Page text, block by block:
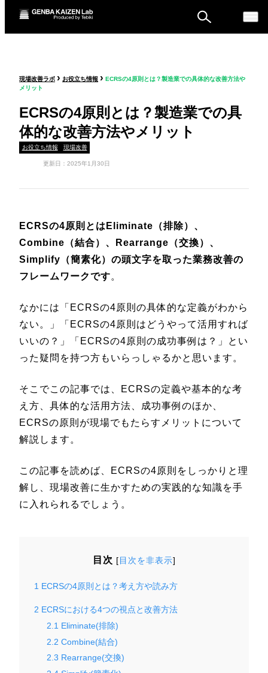
ム
現場改善ラボ › お役立ち情報 › ECRSの4原則とは？製造業での具体的な改善方法や
メリット
ECRSの4原則とは？製造業での具
体的な改善方法やメリット
お役立ち情報 現場改善
更新日：2025年1月30日
ECRSの4原則とはEliminate（排除）、
Combine（結合）、Rearrange（交換）、
Simplify（簡素化）の頭文字を取った業務改善の
フレームワークです。
なかには「ECRSの4原則の具体的な定義がわから
ない。」「ECRSの4原則はどうやって活用すれば
いいの？」「ECRSの4原則の成功事例は？」とい
った疑問を持つ方もいらっしゃるかと思います。
そこでこの記事では、ECRSの定義や基本的な考
え方、具体的な活用方法、成功事例のほか、
ECRSの原則が現場でもたらすメリットについて
解説します。
この記事を読めば、ECRSの4原則をしっかりと理
解し、現場改善に生かすための実践的な知識を手
に入れられるでしょう。
目次 [目次を非表示]
1 ECRSの4原則とは？考え方や読み方
2 ECRSにおける4つの視点と改善方法
2.1 Eliminate(排除)
2.2 Combine(結合)
2.3 Rearrange(交換)